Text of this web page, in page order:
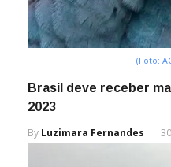
(Foto:
Brasil deve receber
2023
By Luzimara Fernandes